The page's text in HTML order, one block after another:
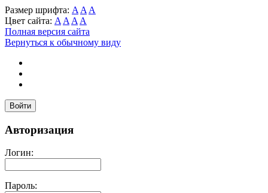
Размер шрифта: A A A
Цвет сайта: A A A A
Полная версия сайта
Вернуться к обычному виду
Войти
Авторизация
Логин:
Пароль: